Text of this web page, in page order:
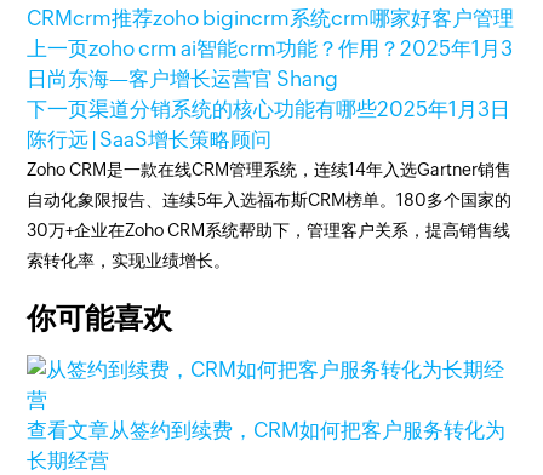
CRMcrm推荐zoho bigincrm系统crm哪家好客户管理
上一页zoho crm ai智能crm功能？作用？2025年1月3
日 尚东海—客户增长运营官 Shang
下一页渠道分销系统的核心功能有哪些2025年1月3日
陈行远 | SaaS增长策略顾问
Zoho CRM是一款在线CRM管理系统，连续14年入选Gartner销售
自动化象限报告、连续5年入选福布斯CRM榜单。180多个国家的
30万+企业在Zoho CRM系统帮助下，管理客户关系，提高销售线
索转化率，实现业绩增长。
你可能喜欢
查看文章从签约到续费，CRM如何把客户服务转化为
长期经营